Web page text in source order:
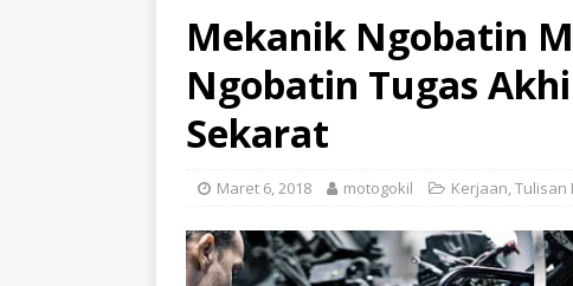
Mekanik Ngobatin
Ngobatin Tugas
Sekarat
Maret 6, 2018 motogokil Kerjaan,Tulisan